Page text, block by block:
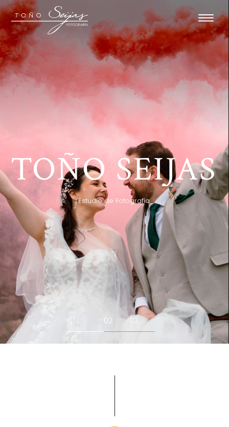
01 02 03
TOÑO SEIJAS
Estudio de Fotografía